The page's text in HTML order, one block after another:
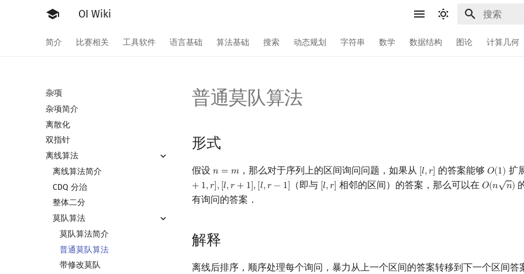
OI Wiki
简介 比赛相关 工具软件 语言基础 算法基础 搜索 动态规划 字符串 数学 数据结构 图论 计算几何
杂项
杂项简介
离散化
双指针
离线算法
离线算法简介
CDQ 分治
整体二分
莫队算法
莫队算法简介
普通莫队算法
带修改莫队
普通莫队算法
形式
假设 𝑛 = 𝑚
n =m ，那么对于序列上的区间询问问题，如果从 [𝑙,𝑟]
[l,r] 的答案能够 𝑂(1)
O(1) 扩
+ 1,𝑟],[𝑙,𝑟 + 1],[𝑙,𝑟 − 1] （即与 [𝑙,𝑟]
[l,r] 相邻的区间）的答案，那么可以在 𝑂(𝑛
√
𝑛)
O(nn)
有询问的答案．
解释
离线后排序，顺序处理每个询问，暴力从上一个区间的答案转移到下一个区间答